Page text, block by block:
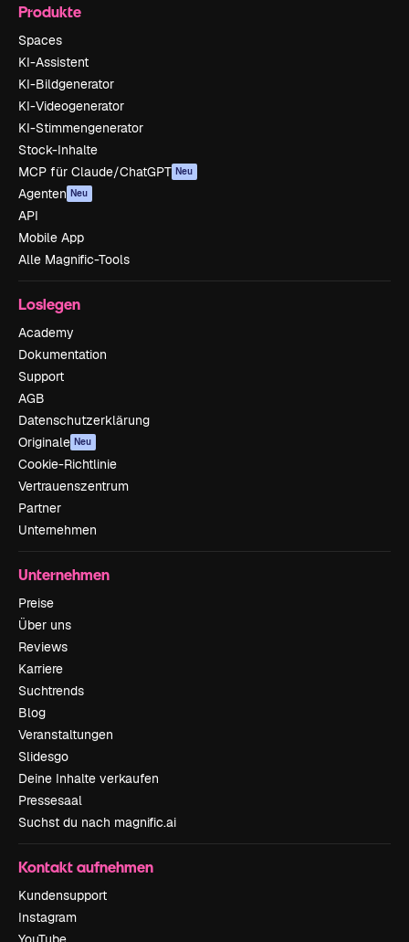
Produkte
Spaces
KI-Assistent
KI-Bildgenerator
KI-Videogenerator
KI-Stimmengenerator
Stock-Inhalte
MCP für Claude/ChatGPT Neu
Agenten Neu
API
Mobile App
Alle Magnific-Tools
Loslegen
Academy
Dokumentation
Support
AGB
Datenschutzerklärung
Originale Neu
Cookie-Richtlinie
Vertrauenszentrum
Partner
Unternehmen
Unternehmen
Preise
Über uns
Reviews
Karriere
Suchtrends
Blog
Veranstaltungen
Slidesgo
Deine Inhalte verkaufen
Pressesaal
Suchst du nach magnific.ai
Kontakt aufnehmen
Kundensupport
Instagram